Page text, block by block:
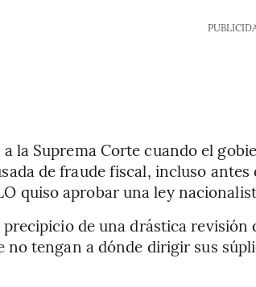
la Suprema Corte cuando el
de fraude fiscal, incluso antes
quiso aprobar una ley
precipicio de una drástica
no tengan a dónde dirigir sus